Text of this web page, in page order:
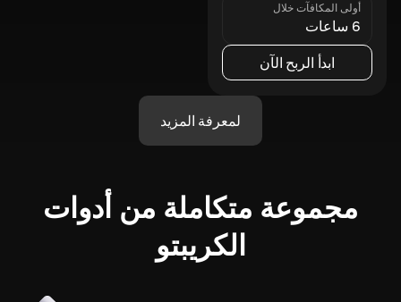
أولى المكافآت خلال
6 ساعات
ابدأ الربح الآن
لمعرفة المزيد
مجموعة متكاملة من أدوات
الكريبتو